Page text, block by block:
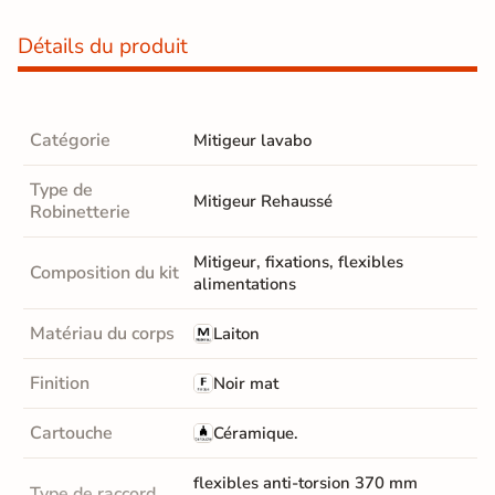
Détails du produit
Catégorie Mitigeur lavabo
Type de
Robinetterie
Mitigeur Rehaussé
Composition du kit
Mitigeur, fixations, flexibles
alimentations
Matériau du corps Laiton
Finition Noir mat
Cartouche Céramique.
flexibles anti-torsion 370 mm